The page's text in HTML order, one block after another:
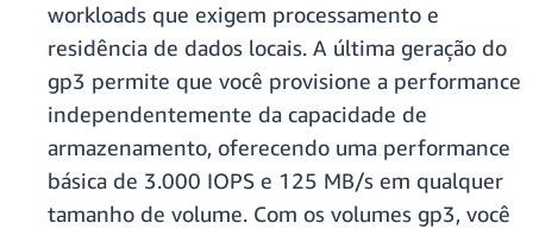
workloads que exigem processamento e
residência de dados locais. A última geração do
gp3 permite que você provisione a performance
independentemente da capacidade de
armazenamento, oferecendo uma performance
básica de 3.000 IOPS e 125 MB/s em qualquer
tamanho de volume. Com os volumes gp3, você